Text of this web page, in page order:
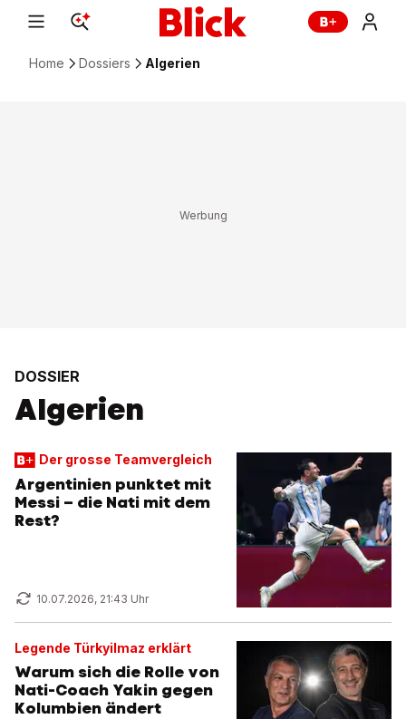
Home Dossiers Algerien
DOSSIER
Algerien
Der grosse Teamvergleich
Argentinien punktet mit
Messi – die Nati mit dem
Rest?
10.07.2026, 21:43 Uhr
Legende Türkyilmaz erklärt
Warum sich die Rolle von
Nati-Coach Yakin gegen
Kolumbien ändert